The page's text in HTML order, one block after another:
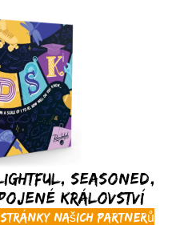
Seasoned,
království
stránky našich partnerů